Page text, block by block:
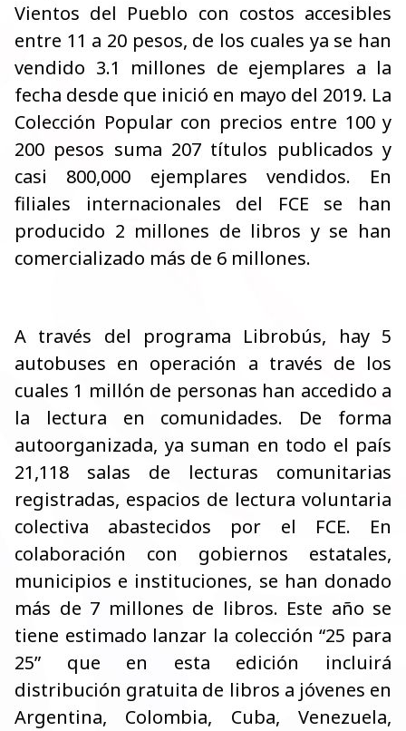
Vientos del Pueblo con costos accesibles
entre 11 a 20 pesos, de los cuales ya se han
vendido 3.1 millones de ejemplares a la
fecha desde que inició en mayo del 2019. La
Colección Popular con precios entre 100 y
200 pesos suma 207 títulos publicados y
casi 800,000 ejemplares vendidos. En
filiales internacionales del FCE se han
producido 2 millones de libros y se han
comercializado más de 6 millones.
A través del programa Librobús, hay 5
autobuses en operación a través de los
cuales 1 millón de personas han accedido a
la lectura en comunidades. De forma
autoorganizada, ya suman en todo el país
21,118 salas de lecturas comunitarias
registradas, espacios de lectura voluntaria
colectiva abastecidos por el FCE. En
colaboración con gobiernos estatales,
municipios e instituciones, se han donado
más de 7 millones de libros. Este año se
tiene estimado lanzar la colección “25 para
25” que en esta edición incluirá
distribución gratuita de libros a jóvenes en
Argentina, Colombia, Cuba, Venezuela,